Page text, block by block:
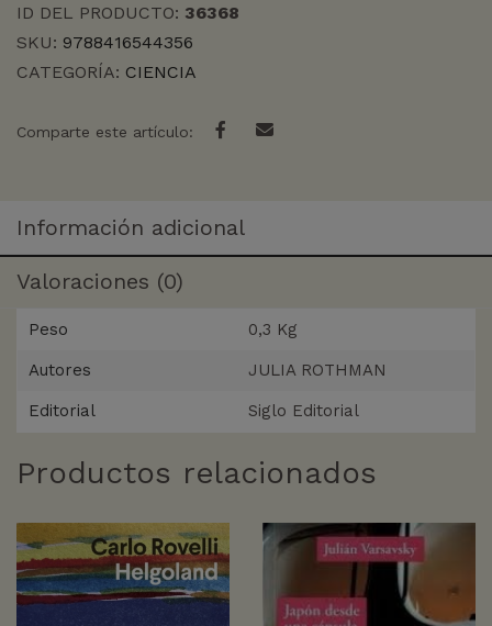
cantidad
ID DEL PRODUCTO: 36368
SKU: 9788416544356
CATEGORÍA: CIENCIA
Comparte este artículo:
Información adicional
Valoraciones (0)
Peso 0,3 Kg
Autores JULIA ROTHMAN
Editorial Siglo Editorial
Productos relacionados